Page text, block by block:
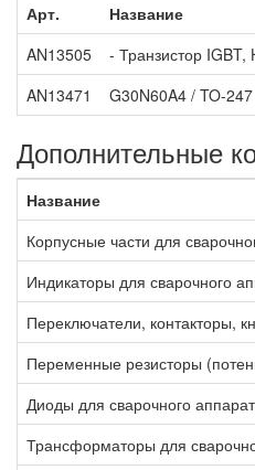
Арт.
Название
AN13505
- Транзистор
AN13471
G30N60A4 / TO-
Дополнительные
Название
Корпусные части для
Индикаторы для сварочного
Переключатели, контакторы,
Переменные резисторы
Диоды для сварочного
Трансформаторы для